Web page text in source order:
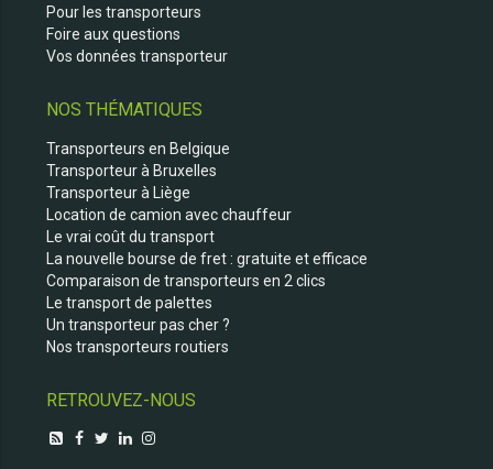
Pour les transporteurs
Foire aux questions
Vos données transporteur
NOS THÉMATIQUES
Transporteurs en Belgique
Transporteur à Bruxelles
Transporteur à Liège
Location de camion avec chauffeur
Le vrai coût du transport
La nouvelle bourse de fret : gratuite et efficace
Comparaison de transporteurs en 2 clics
Le transport de palettes
Un transporteur pas cher ?
Nos transporteurs routiers
RETROUVEZ-NOUS